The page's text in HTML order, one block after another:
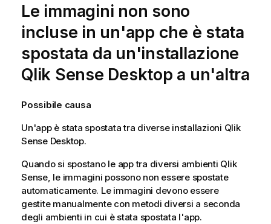
m
a
t
c
Le immagini non sono
incluse in un'app che è stata
spostata da un'installazione
Qlik Sense Desktop a un'altra
Possibile causa
Un'app è stata spostata tra diverse installazioni Qlik
Sense Desktop.
Quando si spostano le app tra diversi ambienti Qlik
Sense, le immagini possono non essere spostate
automaticamente. Le immagini devono essere
gestite manualmente con metodi diversi a seconda
degli ambienti in cui è stata spostata l'app.